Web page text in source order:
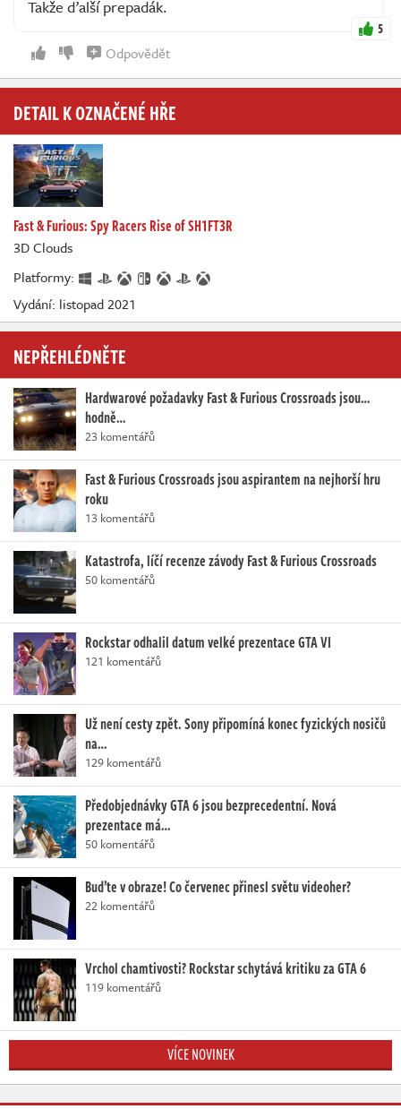
Takže ďalší prepadák.
5
Odpovědět
DETAIL K OZNAČENÉ HŘE
Fast & Furious: Spy Racers Rise of SH1FT3R
3D Clouds
Platformy:
Vydání: listopad 2021
NEPŘEHLÉDNĚTE
Hardwarové požadavky Fast & Furious Crossroads jsou…
hodně…
23 komentářů
Fast & Furious Crossroads jsou aspirantem na nejhorší hru
roku
13 komentářů
Katastrofa, líčí recenze závody Fast & Furious Crossroads
50 komentářů
Rockstar odhalil datum velké prezentace GTA VI
121 komentářů
Už není cesty zpět. Sony připomíná konec fyzických nosičů
na…
129 komentářů
Předobjednávky GTA 6 jsou bezprecedentní. Nová
prezentace má…
50 komentářů
Buďte v obraze! Co červenec přinesl světu videoher?
22 komentářů
Vrchol chamtivosti? Rockstar schytává kritiku za GTA 6
119 komentářů
VÍCE NOVINEK